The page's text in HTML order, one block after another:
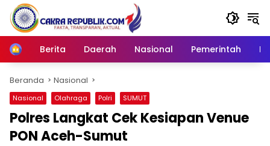
Langsung
konten
Home
Berita Daerah Nasional Pemerintah
Beranda Nasional
Nasional Olahraga Polri SUMUT
Polres Langkat Cek Kesiapan Venue
PON Aceh-Sumut